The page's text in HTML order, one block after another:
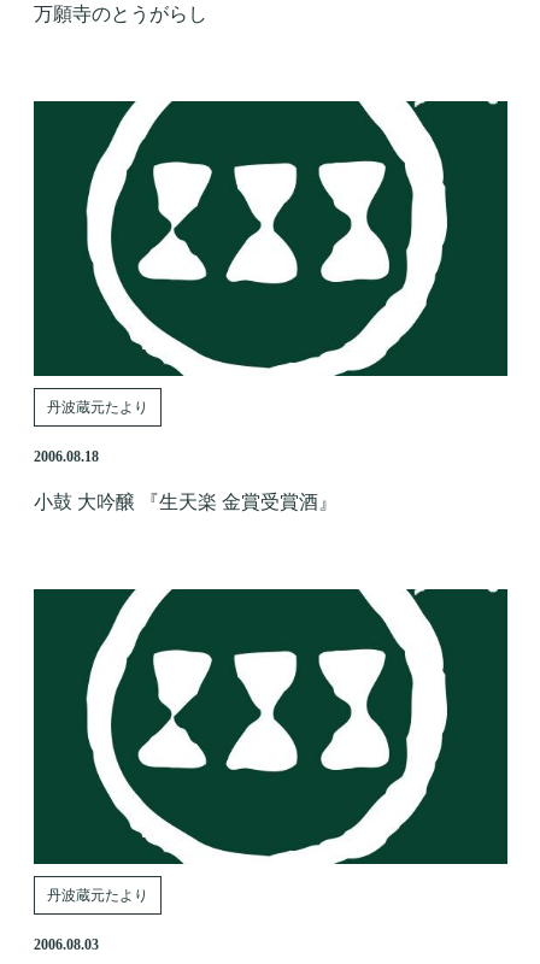
万願寺のとうがらし
丹波蔵元たより
2006.08.18
小鼓 大吟醸 『生天楽 金賞受賞酒』
丹波蔵元たより
2006.08.03